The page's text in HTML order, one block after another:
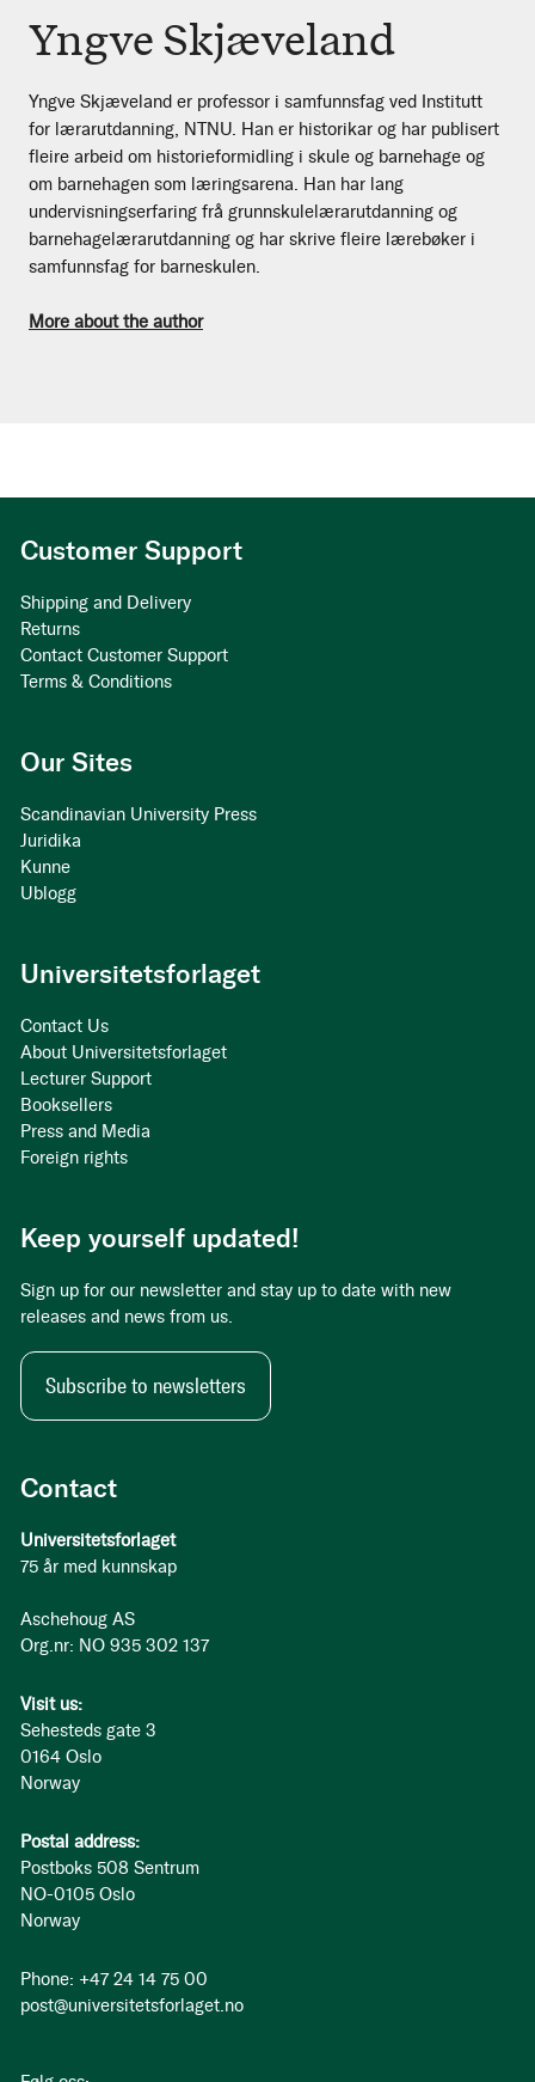
Yngve Skjæveland
Yngve Skjæveland er professor i samfunnsfag ved Institutt
for lærarutdanning, NTNU. Han er historikar og har publisert
fleire arbeid om historieformidling i skule og barnehage og
om barnehagen som læringsarena. Han har lang
undervisningserfaring frå grunnskulelærarutdanning og
barnehagelærarutdanning og har skrive fleire lærebøker i
samfunnsfag for barneskulen.
More about the author
Contact
Universitetsforlaget
75 år med kunnskap
Aschehoug AS
Org.nr: NO 935 302 137
Visit us:
Sehesteds gate 3
0164 Oslo
Norway
Postal address:
Postboks 508 Sentrum
NO-0105 Oslo
Norway
Phone: +47 24 14 75 00
post@universitetsforlaget.no
Customer Support
Shipping and Delivery
Returns
Contact Customer Support
Terms & Conditions
Our Sites
Scandinavian University Press
Juridika
Kunne
Ublogg
Universitetsforlaget
Contact Us
About Universitetsforlaget
Lecturer Support
Booksellers
Press and Media
Foreign rights
Keep yourself updated!
Sign up for our newsletter and stay up to date with new
releases and news from us.
Subscribe to newsletters